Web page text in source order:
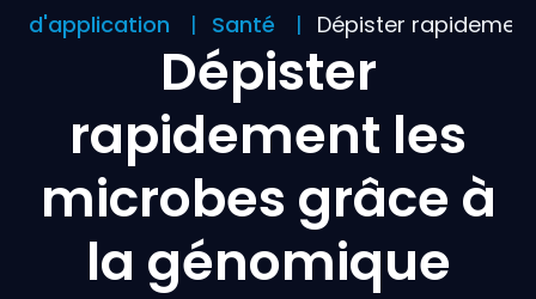
:
English.
d'application Santé Dépister
Dépister
rapidement les
microbes grâce à
la génomique